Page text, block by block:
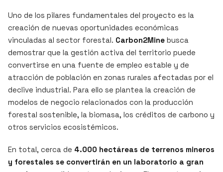
Uno de los pilares fundamentales del proyecto es la
creación de nuevas oportunidades económicas
vinculadas al sector forestal. Carbon2Mine busca
demostrar que la gestión activa del territorio puede
convertirse en una fuente de empleo estable y de
atracción de población en zonas rurales afectadas por el
declive industrial. Para ello se plantea la creación de
modelos de negocio relacionados con la producción
forestal sostenible, la biomasa, los créditos de carbono y
otros servicios ecosistémicos.
En total, cerca de 4.000 hectáreas de terrenos mineros
y forestales se convertirán en un laboratorio a gran